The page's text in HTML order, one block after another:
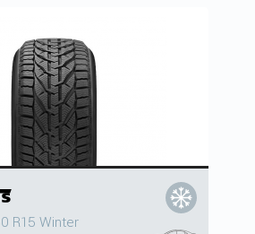
R15 Winter